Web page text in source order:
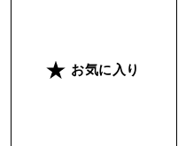
思い描く未来は、人
お気に入り